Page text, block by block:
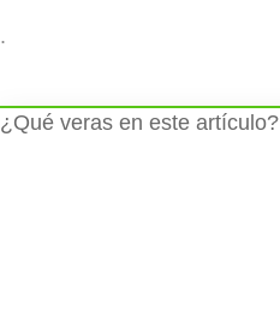
.
¿Qué veras en este artículo?